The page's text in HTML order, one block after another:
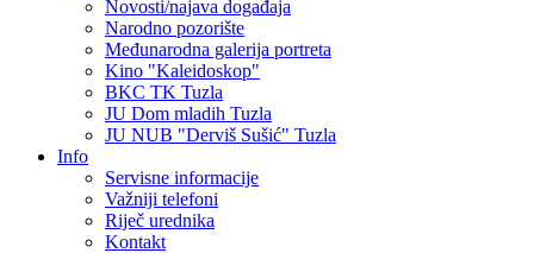
Novosti/najava događaja
Narodno pozorište
Međunarodna galerija portreta
Kino "Kaleidoskop"
BKC TK Tuzla
JU Dom mladih Tuzla
JU NUB "Derviš Sušić" Tuzla
Info
Servisne informacije
Važniji telefoni
Riječ urednika
Kontakt